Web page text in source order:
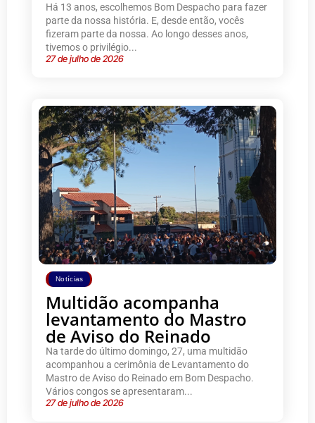
Há 13 anos, escolhemos Bom Despacho para fazer
parte da nossa história. E, desde então, vocês
fizeram parte da nossa. Ao longo desses anos,
tivemos o privilégio...
27 de julho de 2026
Notícias
Multidão acompanha
levantamento do Mastro
de Aviso do Reinado
Na tarde do último domingo, 27, uma multidão
acompanhou a cerimônia de Levantamento do
Mastro de Aviso do Reinado em Bom Despacho.
Vários congos se apresentaram...
27 de julho de 2026